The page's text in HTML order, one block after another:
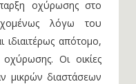
οχύρωσης στο
λόγω του
ιδιαιτέρως απότομο,
Οι οικίες
μικρών διαστάσεων